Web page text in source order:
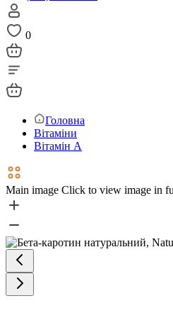
0
Головна
Вітаміни
Вітамін А
Main image Click to view image in